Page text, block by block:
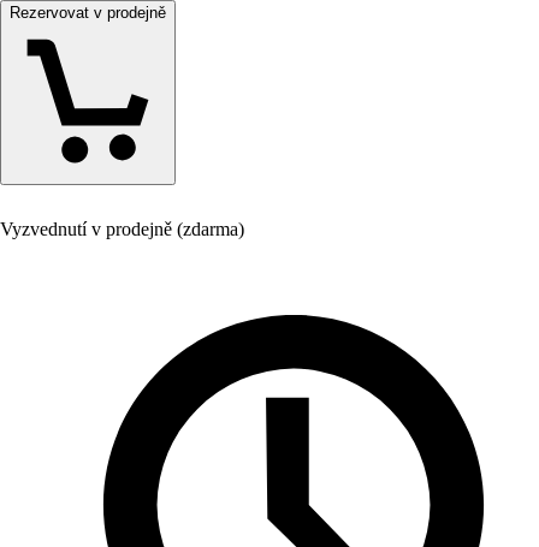
Rezervovat v prodejně
Vyzvednutí v prodejně (zdarma)